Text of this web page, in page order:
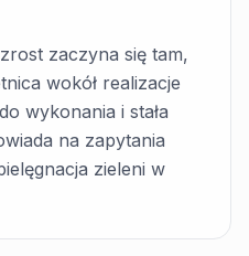
zaczyna się tam,
wokół realizacje
wykonania i stała
na zapytania
zieleni w